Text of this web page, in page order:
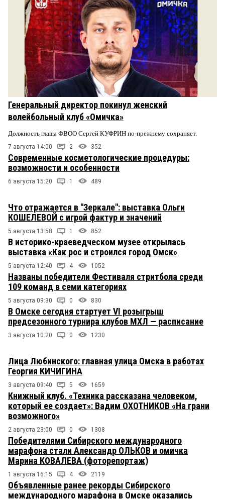
Генеральный директор покинул женский
волейбольный клуб «Омичка»
Должность главы ФВОО Сергей КУФРИН по-прежнему сохраняет.
7 августа 14:00 2 352
Современные косметологические процедуры:
возможности и особенности
6 августа 15:20 1 489
Что отражается в "Зеркале": выставка Ольги
КОШЕЛЕВОЙ с игрой фактур и значений
5 августа 13:58 1 852
В историко-краеведческом музее открылась
выставка «Как рос и строился город Омск»
5 августа 12:40 4 1052
Названы победители Фестиваля стритбола среди
109 команд в семи категориях
5 августа 09:30 0 830
В Омске сегодня стартует VI розыгрыш
предсезонного турнира клубов МХЛ — расписание
3 августа 10:20 0 1230
Лица Любинского: главная улица Омска в работах
Георгия КИЧИГИНА
3 августа 09:40 5 1659
Книжный клуб. «Техника рассказана человеком,
который ее создает»: Вадим ОХОТНИКОВ «На грани
возможного»
2 августа 23:00 0 1308
Победителями Сибирского международного
марафона стали Александр ОЛЬКОВ и омичка
Марина КОВАЛЕВА (фоторепортаж)
1 августа 16:15 4 2119
Объявленные ранее рекорды Сибирского
международного марафона в Омске оказались